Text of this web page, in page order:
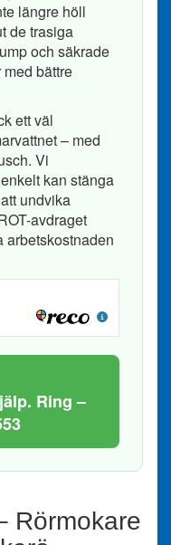
längre höll
de trasiga
och säkrade
bättre
ett väl
– med
Vi
kan stänga
undvika
avdraget
arbetskostnaden
Ring –
Rörmokare